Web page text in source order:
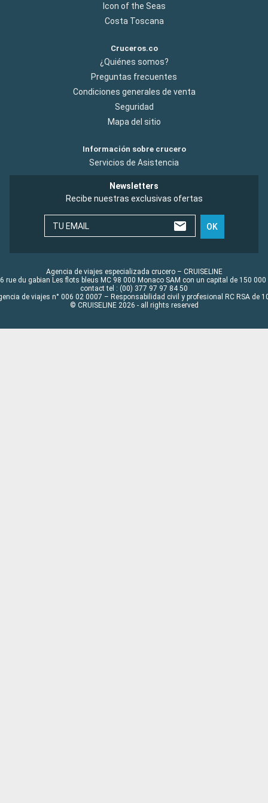
Icon of the Seas
Costa Toscana
Cruceros.co
¿Quiénes somos?
Preguntas frecuentes
Condiciones generales de venta
Seguridad
Mapa del sitio
Información sobre crucero
Servicios de Asistencia
Newsletters
Recibe nuestras exclusivas ofertas
TU EMAIL OK
Agencia de viajes especializada crucero – CRUISELINE
rue du gabian Les flots bleus MC 98 000 Monaco SAM con un capital de 150 000
contact tel : (00) 377 97 97 84 50
de viajes n° 006 02 0007 – Responsabilidad civil y profesional RC RSA de
© CRUISELINE 2026 - all rights reserved